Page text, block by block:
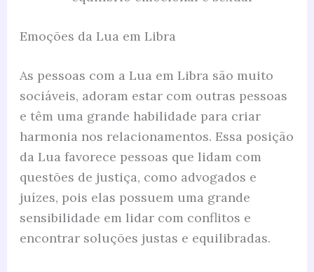
Emoções da Lua em Libra
As pessoas com a Lua em Libra são muito
sociáveis, adoram estar com outras pessoas
e têm uma grande habilidade para criar
harmonia nos relacionamentos. Essa posição
da Lua favorece pessoas que lidam com
questões de justiça, como advogados e
juízes, pois elas possuem uma grande
sensibilidade em lidar com conflitos e
encontrar soluções justas e equilibradas.